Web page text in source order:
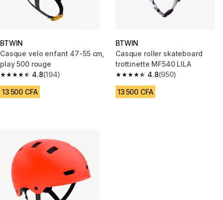
BTWIN
Casque velo enfant 47-55 cm,
play 500 rouge
4.8
4.8 out of 5 stars from 194 reviews
(194)
13 500 CFA
BTWIN
Casque roller skateboard
trottinette MF540 LILA
4.8
4.8 out of 5 stars from 950
(950)
13 500 CFA